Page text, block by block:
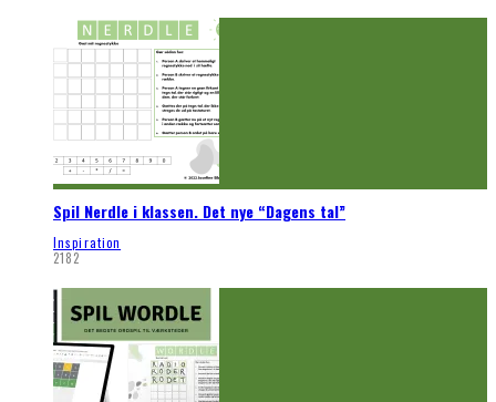
Spil Nerdle i klassen. Det nye “Dagens tal”
Inspiration
2182